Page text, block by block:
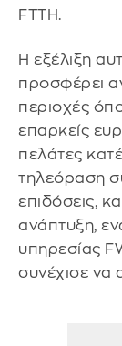
FTTH.
Η εξέλιξη
προσφέρει
περιοχές
επαρκείς
πελάτες
τηλεόραση
επιδόσεις,
ανάπτυξη,
υπηρεσίας
συνέχισε να